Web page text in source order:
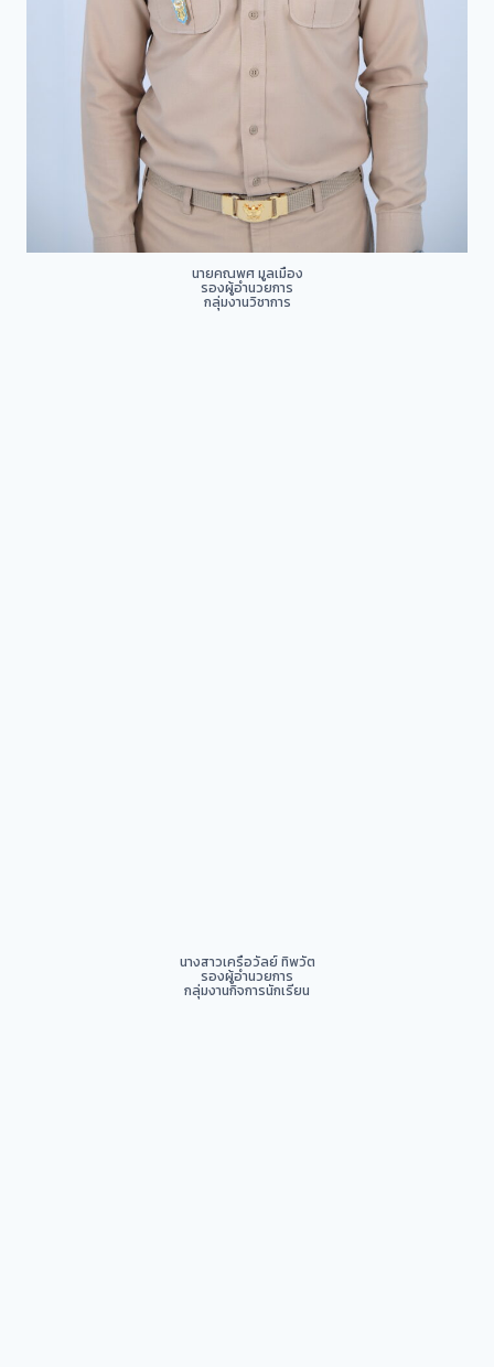
นายคณพศ มูลเมือง
รองผู้อำนวยการ
กลุ่มงานวิชาการ
นางสาวเครือวัลย์ ทิพวัต
รองผู้อำนวยการ
กลุ่มงานกิจการนักเรียน